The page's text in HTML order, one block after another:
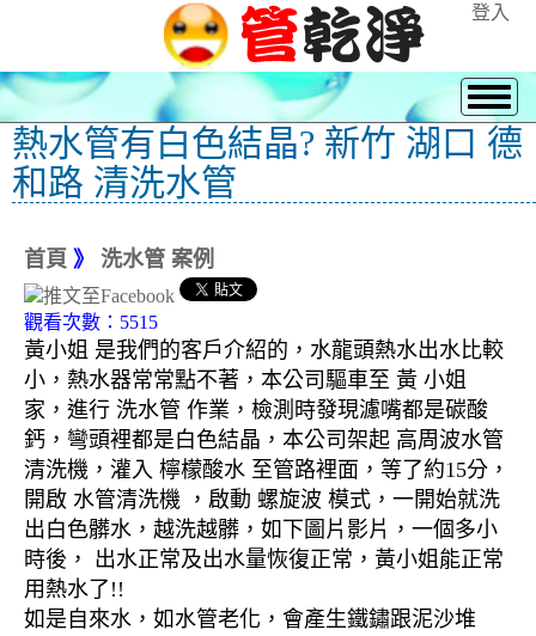
登入
熱水管有白色結晶? 新竹 湖口 德
和路 清洗水管
首頁 》 洗水管 案例
觀看次數：5515
黃小姐 是我們的客戶介紹的，水龍頭熱水出水比較
小，熱水器常常點不著，本公司驅車至 黃 小姐
家，進行 洗水管 作業，檢測時發現濾嘴都是碳酸
鈣，彎頭裡都是白色結晶，本公司架起 高周波水管
清洗機，灌入 檸檬酸水 至管路裡面，等了約15分，
開啟 水管清洗機 ，啟動 螺旋波 模式，一開始就洗
出白色髒水，越洗越髒，如下圖片影片，一個多小
時後， 出水正常及出水量恢復正常，黃小姐能正常
用熱水了!!
如是自來水，如水管老化，會產生鐵鏽跟泥沙堆